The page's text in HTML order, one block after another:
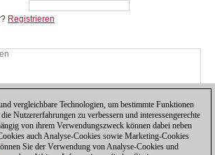
Registrieren
vergleichbare Technologien, um bestimmte Funktionen
Nutzererfahrungen zu verbessern und interessengerechte
von ihrem Verwendungszweck können dabei neben
auch Analyse-Cookies sowie Marketing-Cookies
Sie der Verwendung von Analyse-Cookies und